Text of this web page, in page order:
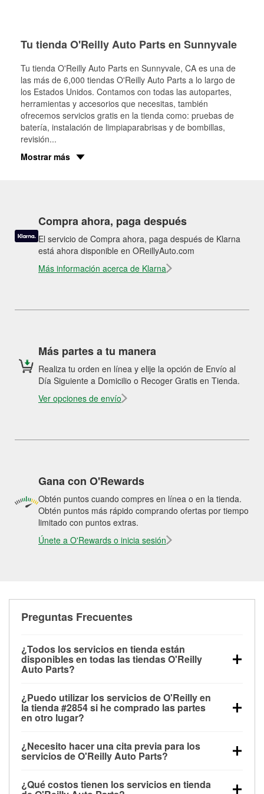
Tu tienda O'Reilly Auto Parts en Sunnyvale
Tu tienda O'Reilly Auto Parts en Sunnyvale, CA es una de
las más de 6,000 tiendas O'Reilly Auto Parts a lo largo de
los Estados Unidos. Contamos con todas las autopartes,
herramientas y accesorios que necesitas, también
ofrecemos servicios gratis en la tienda como: pruebas de
batería, instalación de limpiaparabrisas y de bombillas,
revisión...
Mostrar más
Compra ahora, paga después
El servicio de Compra ahora, paga después de Klarna
está ahora disponible en OReillyAuto.com
Más información acerca de Klarna
Más partes a tu manera
Realiza tu orden en línea y elije la opción de Envío al
Día Siguiente a Domicilio o Recoger Gratis en Tienda.
Ver opciones de envío
Gana con O'Rewards
Obtén puntos cuando compres en línea o en la tienda.
Obtén puntos más rápido comprando ofertas por tiempo
limitado con puntos extras.
Únete a O'Rewards o inicia sesión
Preguntas Frecuentes
¿Todos los servicios en tienda están
disponibles en todas las tiendas O'Reilly
Auto Parts?
las pruebas de batería, pruebas de alternador y
motor de arranque, revisión de la luz “Check Engine”
con O'Reilly VeriScan® e instalación de
limpiaparabrisas o bombillas, están disponibles en
todas las tiendas O'Reilly Auto Parts. La tienda
servicios especializados como:reciclaje de baterías
¿Puedo utilizar los servicios de O'Reilly en
la tienda #2854 si he comprado las partes
en otro lugar?
de O'Reilly Auto Parts que estén disponibles en la
tienda #2854 de Sunnyvale, CA aunque hayas
pruebas de batería y recarga, así como reciclaje de
¿Necesito hacer una cita previa para los
servicios de O'Reilly Auto Parts?
los servicios ofrecidos en la tienda O'Reilly Auto
¿Qué costos tienen los servicios en tienda